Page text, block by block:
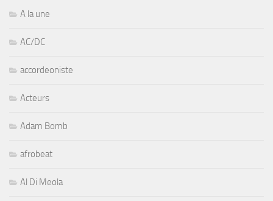
A la une
AC/DC
accordeoniste
Acteurs
Adam Bomb
afrobeat
Al Di Meola